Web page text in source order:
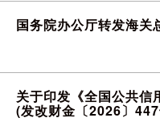
国务院办公厅转发海关
关于印发《全国公共
(发改财金〔2026〕